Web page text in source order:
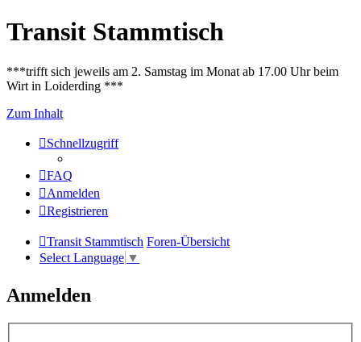
Transit Stammtisch
***trifft sich jeweils am 2. Samstag im Monat ab 17.00 Uhr beim
Wirt in Loiderding ***
Zum Inhalt
Schnellzugriff
FAQ
Anmelden
Registrieren
Transit Stammtisch Foren-Übersicht
Select Language ▼
Anmelden